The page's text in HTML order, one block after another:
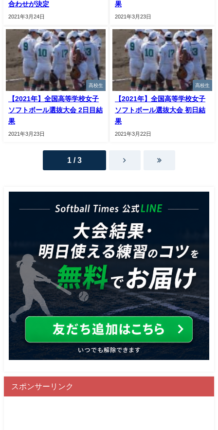
合わせが決定
2021年3月24日
果
2021年3月23日
高校生
【2021年】全国高等学校女子
ソフトボール選抜大会 2日目結
果
2021年3月23日
高校生
【2021年】全国高等学校女子
ソフトボール選抜大会 初日結
果
2021年3月22日
1 / 3
スポンサーリンク